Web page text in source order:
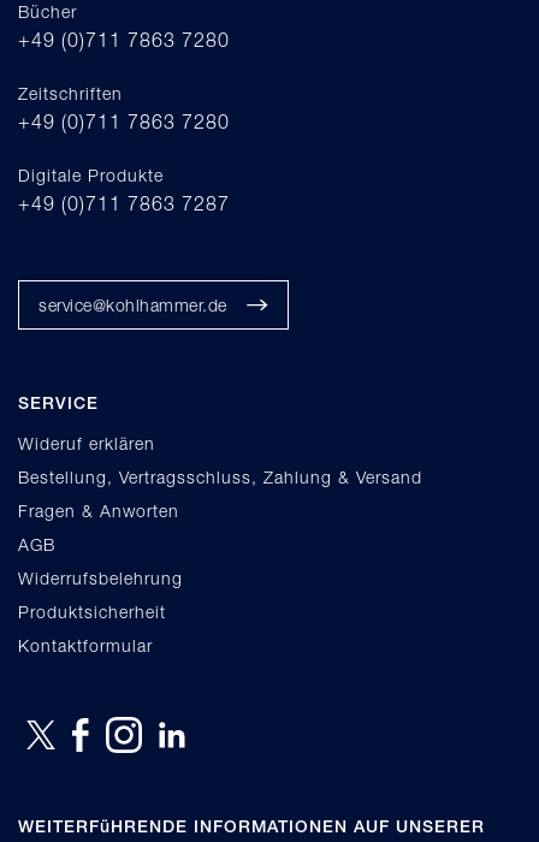
Bücher
+49 (0)711 7863 7280
Zeitschriften
+49 (0)711 7863 7280
Digitale Produkte
+49 (0)711 7863 7287
service@kohlhammer.de
SERVICE
Wideruf erklären
Bestellung, Vertragsschluss, Zahlung & Versand
Fragen & Anworten
AGB
Widerrufsbelehrung
Produktsicherheit
Kontaktformular
WEITERFüHRENDE INFORMATIONEN AUF UNSERER